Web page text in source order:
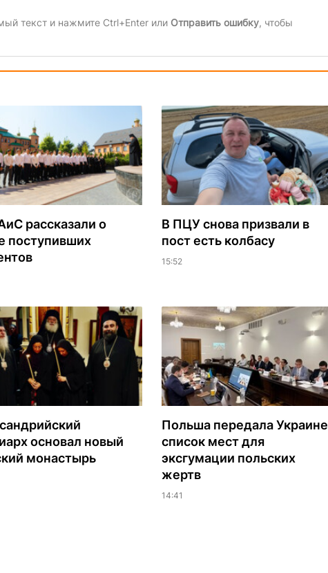
текст и нажмите Ctrl+Enter или Отправить ошибку, чтобы
рассказали о
поступивших
В ПЦУ снова призвали в
пост есть колбасу
15:52
основал новый
монастырь
Польша передала Украине
список мест для
эксгумации польских
жертв
14:41